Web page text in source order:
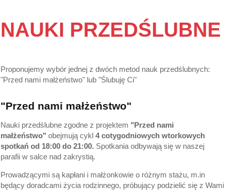
NAUKI PRZEDŚLUBNE
Proponujemy wybór jednej z dwóch metod nauk przedślubnych:
"Przed nami małżeństwo" lub "Ślubuję Ci"
"Przed nami małżeństwo"
Nauki przedślubne zgodne z projektem "Przed nami
małżeństwo" obejmują cykl 4 cotygodniowych wtorkowych
spotkań od 18:00 do 21:00. Spotkania odbywają się w naszej
parafii w salce nad zakrystią.
Prowadzącymi są kapłani i małżonkowie o różnym stażu, m.in
będący doradcami życia rodzinnego, próbujący podzielić się z Wami